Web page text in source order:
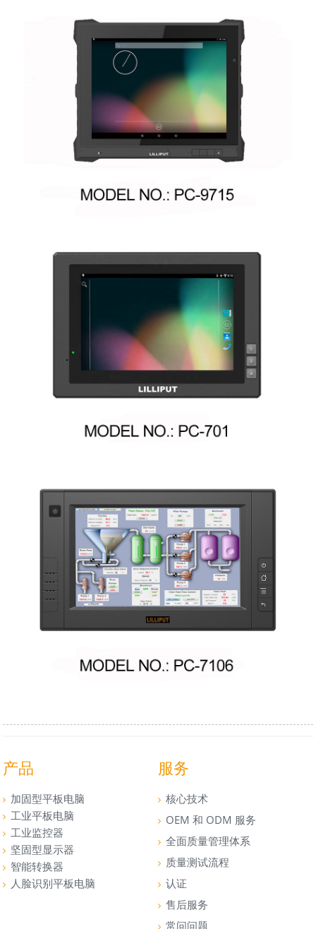
产品
加固型平板电脑
工业平板电脑
工业监控器
坚固型显示器
智能转换器
人脸识别平板电脑
服务
核心技术
OEM 和 ODM 服务
全面质量管理体系
质量测试流程
认证
售后服务
常问问题